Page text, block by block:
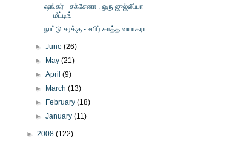
ஷங்கர் - சக்சேனா : ஒரு ஜுஜ்லீப்பா
மீட்டிங்
நாட்டு சரக்கு - உயிர் காத்த வயாகரா
►June(26)
►
May(21)
►April(9)
►
March(13)
►
February(18)
►January(11)
► 2008 (122)